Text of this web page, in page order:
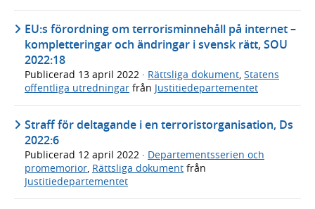
EU:s förordning om terrorisminnehåll på internet –
kompletteringar och ändringar i svensk rätt, SOU
2022:18
Publicerad 13 april 2022 · Rättsliga dokument, Statens
offentliga utredningar från Justitiedepartementet
Straff för del­tagande i en terrorist­organisation, Ds
2022:6
Publicerad 12 april 2022 · Departementsserien och
promemorior Rättsliga dokument från
Justitiedepartementet